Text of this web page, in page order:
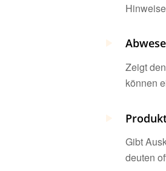
Zeigt
können
Gibt
deuten